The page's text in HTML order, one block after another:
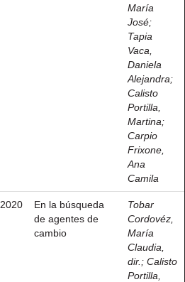
María
José;
Tapia
Vaca,
Daniela
Alejandra;
Calisto
Portilla,
Martina;
Carpio
Frixone,
Ana
Camila
2020
En la búsqueda
de agentes de
cambio
Tobar
Cordovéz,
María
Claudia,
dir. ; Calisto
Portilla,